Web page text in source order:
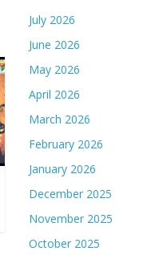
July 2026
June 2026
May 2026
April 2026
March 2026
February 2026
January 2026
December 2025
November 2025
October 2025